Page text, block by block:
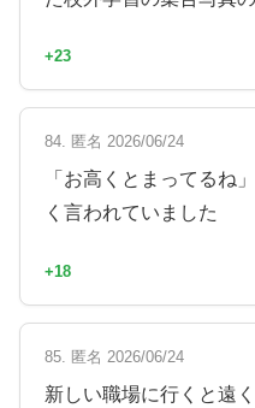
+23
84. 匿名 2026/06/24
「お高くとまってる
く言われていました
+18
85. 匿名 2026/06/24
新しい職場に行くと遠